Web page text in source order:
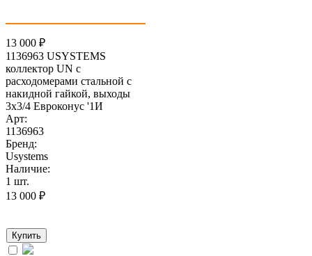
13 000 ₽
1136963 USYSTEMS
коллектор UN с
расходомерами стальной с
накидной гайкой, выходы
3x3/4 Евроконус '1И
Арт:
1136963
Бренд:
Usystems
Наличие:
1 шт.
13 000 ₽
Купить